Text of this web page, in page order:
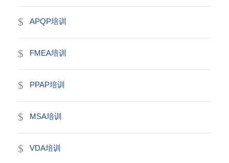
APQP培训
FMEA培训
PPAP培训
MSA培训
VDA培训